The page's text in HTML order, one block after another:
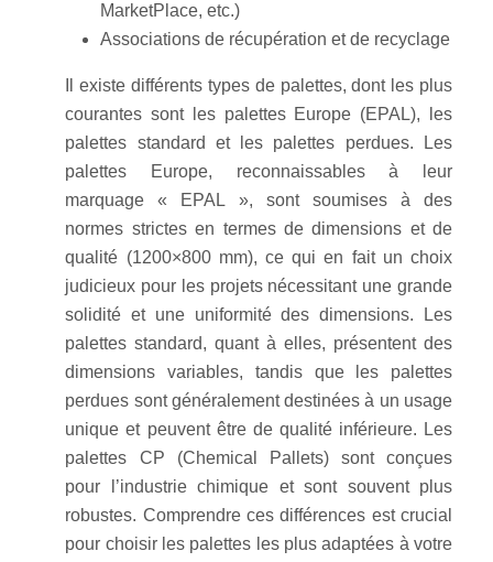
MarketPlace, etc.)
Associations de récupération et de recyclage
Il existe différents types de palettes, dont les plus
courantes sont les palettes Europe (EPAL), les
palettes standard et les palettes perdues. Les
palettes Europe, reconnaissables à leur
marquage « EPAL », sont soumises à des
normes strictes en termes de dimensions et de
qualité (1200×800 mm), ce qui en fait un choix
judicieux pour les projets nécessitant une grande
solidité et une uniformité des dimensions. Les
palettes standard, quant à elles, présentent des
dimensions variables, tandis que les palettes
perdues sont généralement destinées à un usage
unique et peuvent être de qualité inférieure. Les
palettes CP (Chemical Pallets) sont conçues
pour l’industrie chimique et sont souvent plus
robustes. Comprendre ces différences est crucial
pour choisir les palettes les plus adaptées à votre